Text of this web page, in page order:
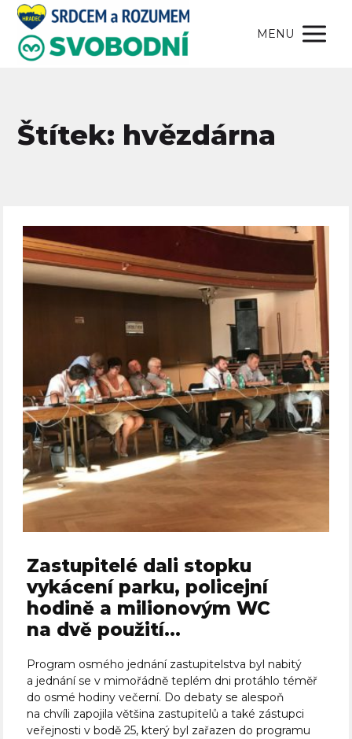
MENU
Štítek: hvězdárna
Zastupitelé dali stopku
vykácení parku, policejní
hodině a milionovým WC
na dvě použití…
Program osmého jednání zastupitelstva byl nabitý
a jednání se v mimořádně teplém dni protáhlo téměř
do osmé hodiny večerní. Do debaty se alespoň
na chvíli zapojila většina zastupitelů a také zástupci
veřejnosti v bodě 25, který byl zařazen do programu